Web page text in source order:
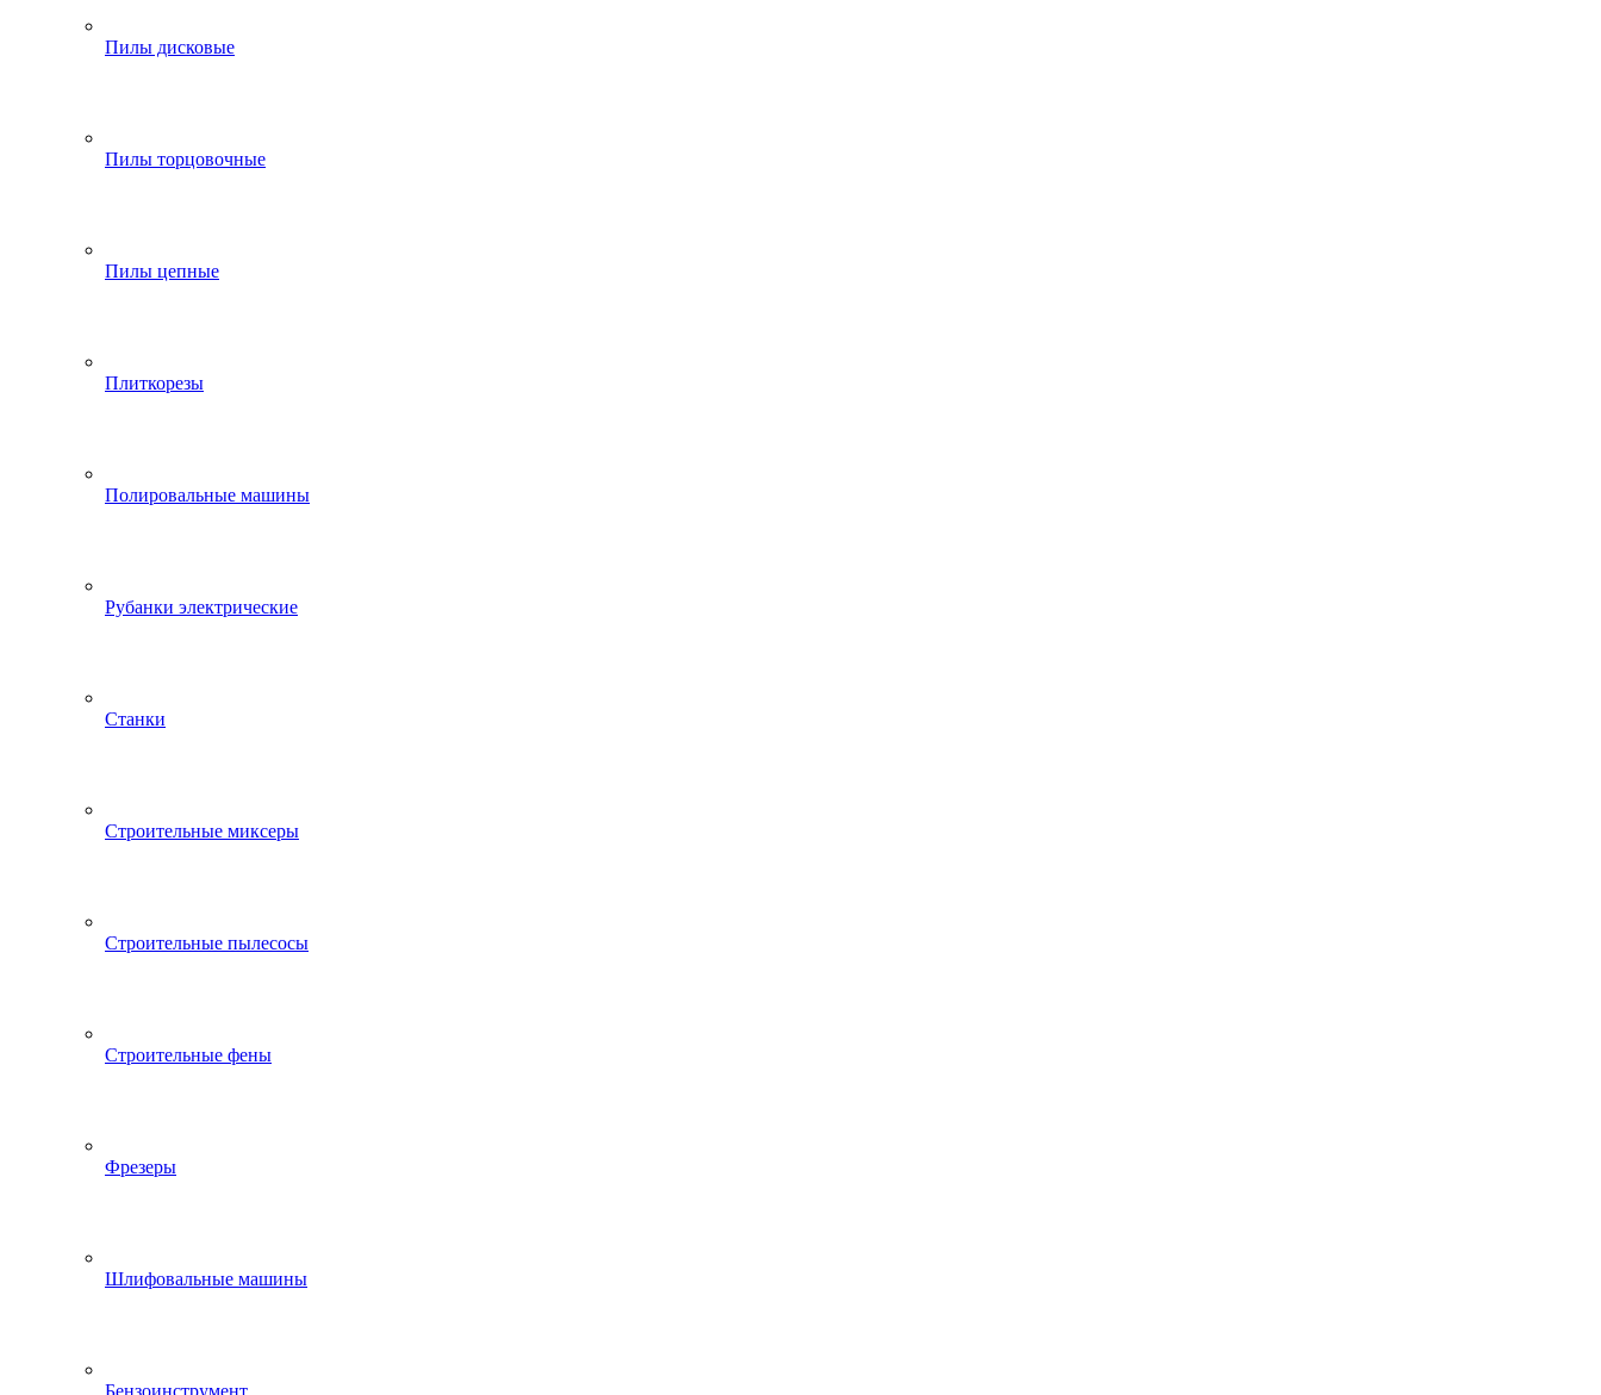
Пилы дисковые
Пилы торцовочные
Пилы цепные
Плиткорезы
Полировальные машины
Рубанки электрические
Станки
Строительные миксеры
Строительные пылесосы
Строительные фены
Фрезеры
Шлифовальные машины
Бензоинструмент